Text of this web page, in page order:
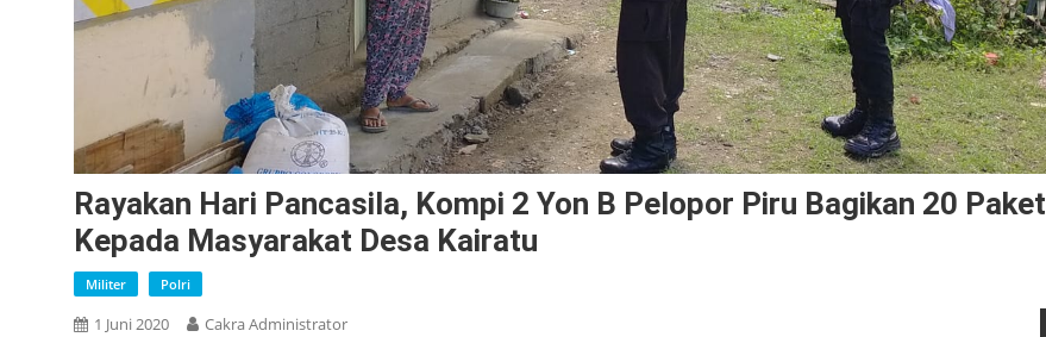
Rayakan Hari Pancasila, Kompi 2 Yon B Pelopor Piru Bagikan 20 Paket
Kepada Masyarakat Desa Kairatu
Militer Polri
1 Juni 2020 Cakra Administrator